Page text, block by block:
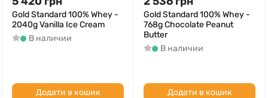
Gold Standard 100% Whey -
2040g Vanilla Ice Cream
В наличии
Додати в кошик
Gold Standard 100% Whey -
768g Chocolate Peanut
Butter
В наличии
Додати в кошик